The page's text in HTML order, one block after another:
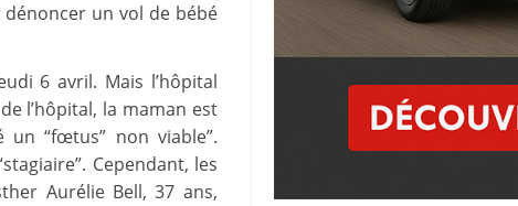
dénoncer un vol de bébé
6 avril. Mais l’hôpital
l’hôpital, la maman est
un “fœtus” non viable”.
Cependant, les
Aurélie Bell, 37 ans,